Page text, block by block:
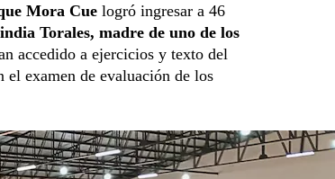
Mora Cue logró ingresar a 46
Torales, madre de uno de los
accedido a ejercicios y texto del
el examen de evaluación de los